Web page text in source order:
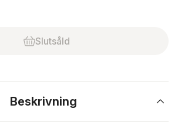
Slutsåld
Beskrivning